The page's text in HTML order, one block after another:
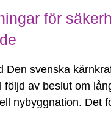
för
Den svenska
av beslut om
nybyggnation. Det